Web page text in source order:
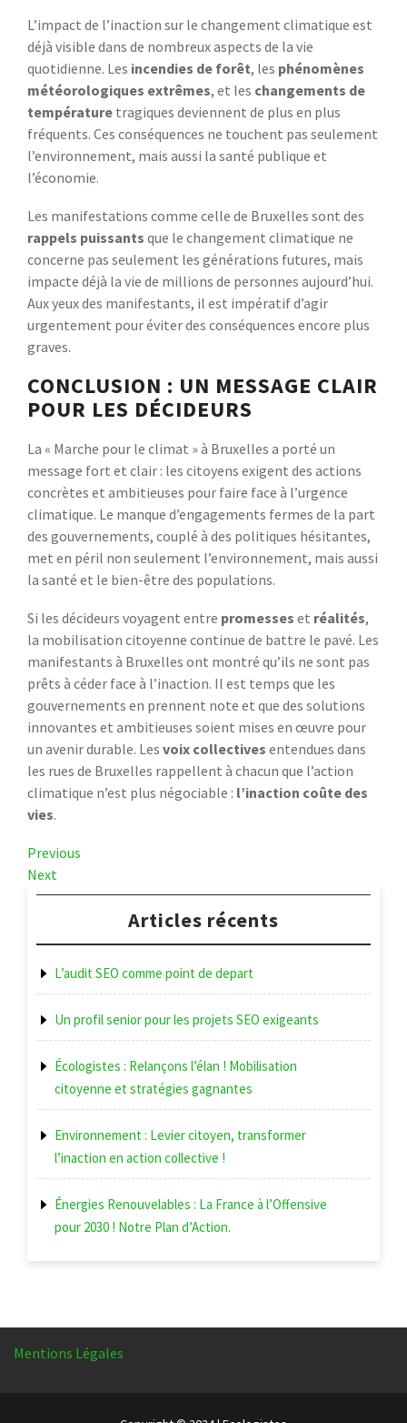
L’impact de l’inaction sur le changement climatique est
déjà visible dans de nombreux aspects de la vie
quotidienne. Les incendies de forêt, les phénomènes
météorologiques extrêmes, et les changements de
température tragiques deviennent de plus en plus
fréquents. Ces conséquences ne touchent pas seulement
l’environnement, mais aussi la santé publique et
l’économie.
Les manifestations comme celle de Bruxelles sont des
rappels puissants que le changement climatique ne
concerne pas seulement les générations futures, mais
impacte déjà la vie de millions de personnes aujourd’hui.
Aux yeux des manifestants, il est impératif d’agir
urgentement pour éviter des conséquences encore plus
graves.
CONCLUSION : UN MESSAGE CLAIR
POUR LES DÉCIDEURS
La « Marche pour le climat » à Bruxelles a porté un
message fort et clair : les citoyens exigent des actions
concrètes et ambitieuses pour faire face à l’urgence
climatique. Le manque d’engagements fermes de la part
des gouvernements, couplé à des politiques hésitantes,
met en péril non seulement l’environnement, mais aussi
la santé et le bien-être des populations.
Si les décideurs voyagent entre promesses et réalités,
la mobilisation citoyenne continue de battre le pavé. Les
manifestants à Bruxelles ont montré qu’ils ne sont pas
prêts à céder face à l’inaction. Il est temps que les
gouvernements en prennent note et que des solutions
innovantes et ambitieuses soient mises en œuvre pour
un avenir durable. Les voix collectives entendues dans
les rues de Bruxelles rappellent à chacun que l’action
climatique n’est plus négociable : l’inaction coûte des
vies.
Navigation
de
l’article
Previous
Post
Previous
Next
Post
Next
Articles récents
L’audit SEO comme point de depart
Un profil senior pour les projets SEO exigeants
Écologistes : Relançons l’élan ! Mobilisation
citoyenne et stratégies gagnantes
Environnement : Levier citoyen, transformer
l’inaction en action collective !
Énergies Renouvelables : La France à l’Offensive
pour 2030 ! Notre Plan d’Action.
Mentions Légales